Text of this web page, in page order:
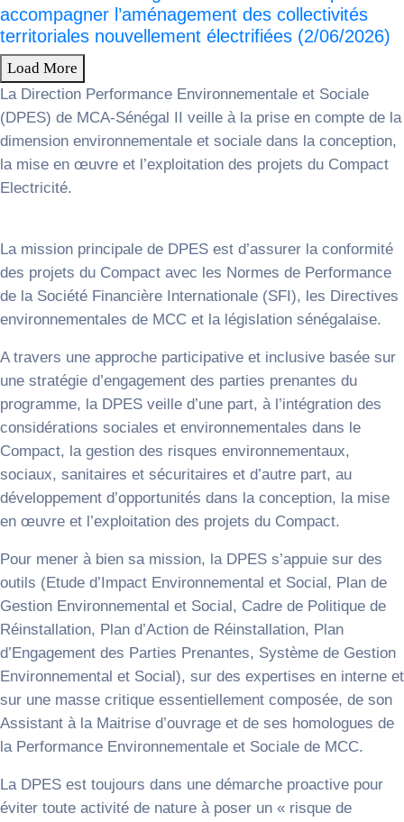
accompagner l’aménagement des collectivités
territoriales nouvellement électrifiées (2/06/2026)
Load More
La Direction Performance Environnementale et Sociale
(DPES) de MCA-Sénégal II veille à la prise en compte de la
dimension environnementale et sociale dans la conception,
la mise en œuvre et l’exploitation des projets du Compact
Electricité.
La mission principale de DPES est d’assurer la conformité
des projets du Compact avec les Normes de Performance
de la Société Financière Internationale (SFI), les Directives
environnementales de MCC et la législation sénégalaise.
A travers une approche participative et inclusive basée sur
une stratégie d’engagement des parties prenantes du
programme, la DPES veille d’une part, à l’intégration des
considérations sociales et environnementales dans le
Compact, la gestion des risques environnementaux,
sociaux, sanitaires et sécuritaires et d’autre part, au
développement d’opportunités dans la conception, la mise
en œuvre et l’exploitation des projets du Compact.
Pour mener à bien sa mission, la DPES s’appuie sur des
outils (Etude d’Impact Environnemental et Social, Plan de
Gestion Environnemental et Social, Cadre de Politique de
Réinstallation, Plan d’Action de Réinstallation, Plan
d’Engagement des Parties Prenantes, Système de Gestion
Environnemental et Social), sur des expertises en interne et
sur une masse critique essentiellement composée, de son
Assistant à la Maitrise d’ouvrage et de ses homologues de
la Performance Environnementale et Sociale de MCC.
La DPES est toujours dans une démarche proactive pour
éviter toute activité de nature à poser un « risque de